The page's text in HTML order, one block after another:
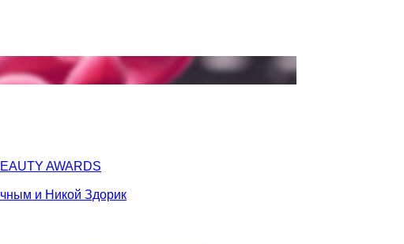
AWARDS
и Никой Здорик